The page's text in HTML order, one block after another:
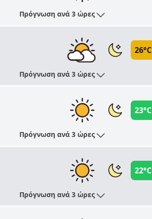
Πρόγνωση ανά 3 ώρες
26°C
Πρόγνωση ανά 3 ώρες
23°C
Πρόγνωση ανά 3 ώρες
22°C
Πρόγνωση ανά 3 ώρες